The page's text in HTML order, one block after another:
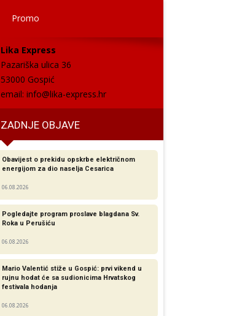
Promo
Lika Express
Pazariška ulica 36
53000 Gospić
email: info@lika-express.hr
ZADNJE OBJAVE
Obavijest o prekidu opskrbe električnom
energijom za dio naselja Cesarica
06.08.2026
Pogledajte program proslave blagdana Sv.
Roka u Perušiću
06.08.2026
Mario Valentić stiže u Gospić: prvi vikend u
rujnu hodat će sa sudionicima Hrvatskog
festivala hodanja
06.08.2026